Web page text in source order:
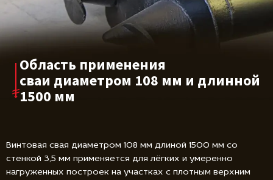
Область применения
сваи диаметром 108 мм и длинной
1500 мм
Винтовая свая диаметром 108 мм длиной 1500 мм со
стенкой 3,5 мм применяется для лёгких и умеренно
нагруженных построек на участках с плотным верхним